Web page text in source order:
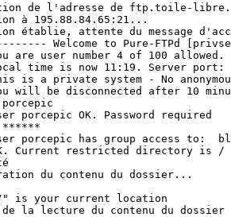
de l'adresse de ftp.toile-
à 195.88.84.65:21...
établie, attente du message
Welcome to Pure-FTPd
are user number 4 of 100 allowed.
time is now 11:19. Server port:
is a private system - No
will be disconnected after 10
porcepic
porcepic OK. Password required
******
porcepic has group access
Current restricted directory is /
du contenu du dossier...
" is your current location
la lecture du contenu du dossier